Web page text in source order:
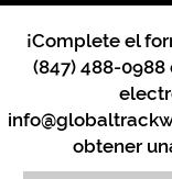
¡Complete el
(847) 488-0988
obtener